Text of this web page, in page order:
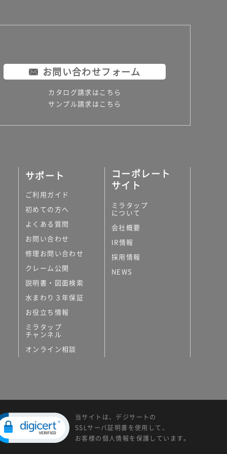
お問い合わせフォーム
カタログ請求はこちら
サンプル請求はこちら
サポート
ご利用ガイド
初めての方へ
よくある質問
お問い合わせ
修理お問い合わせ
クレーム公開
説明書・図面検索
水まわり３年保証
お役立ち情報
ミラタップ
チャンネル
オンライン相談
コーポレート
サイト
ミラタップ
について
会社概要
IR情報
採用情報
NEWS
当サイトは、デジサートの
SSLサーバ証明書を使用して、
お客様の個人情報を保護しています。